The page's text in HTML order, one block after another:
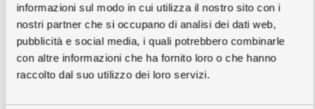
informazioni sul modo in cui utilizza il nostro sito con i
nostri partner che si occupano di analisi dei dati web,
pubblicità e social media, i quali potrebbero combinarle
con altre informazioni che ha fornito loro o che hanno
raccolto dal suo utilizzo dei loro servizi.
Nessuna Verifica Verifica File €6
Creazione Grafica
Semplice